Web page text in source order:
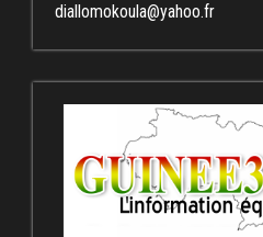
diallomokoula@yahoo.fr